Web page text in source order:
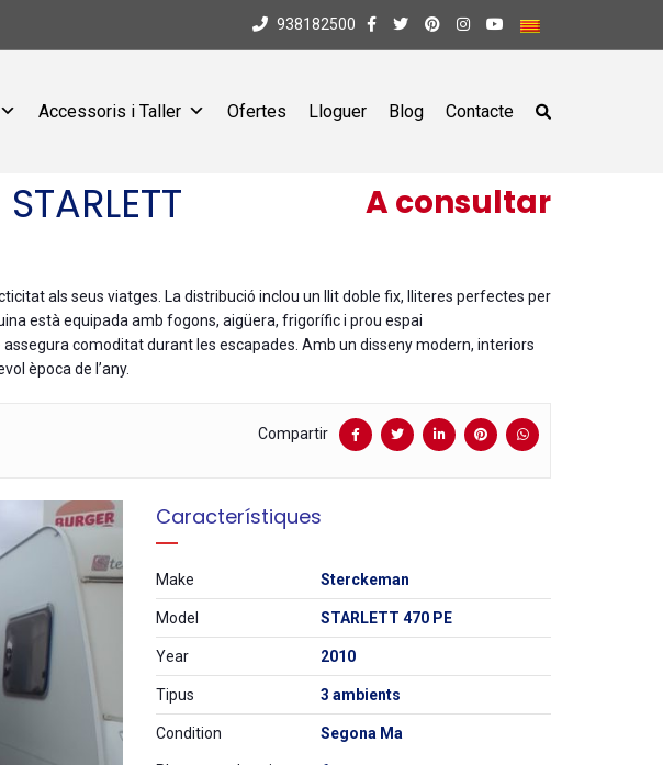
938182500
Accessoris i Taller Ofertes Lloguer Blog Contacte
A consultar
als seus viatges. La distribució inclou un llit doble fix, lliteres perfectes per
està equipada amb fogons, aigüera, frigorífic i prou espai
comoditat durant les escapades. Amb un disseny modern, interiors
època de l’any.
Compartir
Característiques
Make Sterckeman
Model STARLETT 470 PE
Year 2010
Tipus 3 ambients
Condition Segona Ma